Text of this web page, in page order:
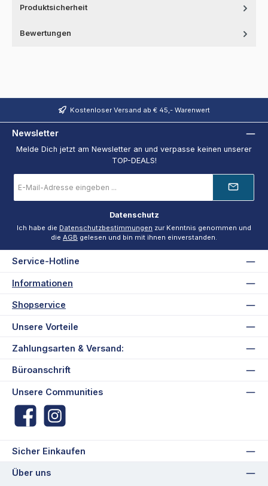
Produktsicherheit
Bewertungen
Kostenloser Versand ab € 45,- Warenwert
Newsletter
Melde Dich jetzt am Newsletter an und verpasse keinen unserer
TOP-DEALS!
Mail-
Adresse
Datenschutz
Ich habe die Datenschutzbestimmungen zur Kenntnis genommen und
die AGB gelesen und bin mit ihnen einverstanden.
Service-Hotline
Informationen
Shopservice
Unsere Vorteile
Unsere Communities
FacebookInstagram
Zahlungsarten & Versand:
Büroanschrift
Sicher Einkaufen
Über uns